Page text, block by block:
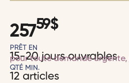
25759$
PRÊT EN
15-20 jours ouvrables
pour toute demande urgente,
QTÉ MIN.
12 articles